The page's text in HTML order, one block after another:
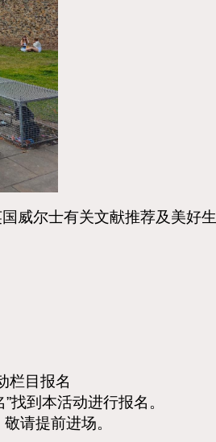
威尔士有关文献推荐及美好生
栏目报名
”找到本活动进行报名。
请提前进场。